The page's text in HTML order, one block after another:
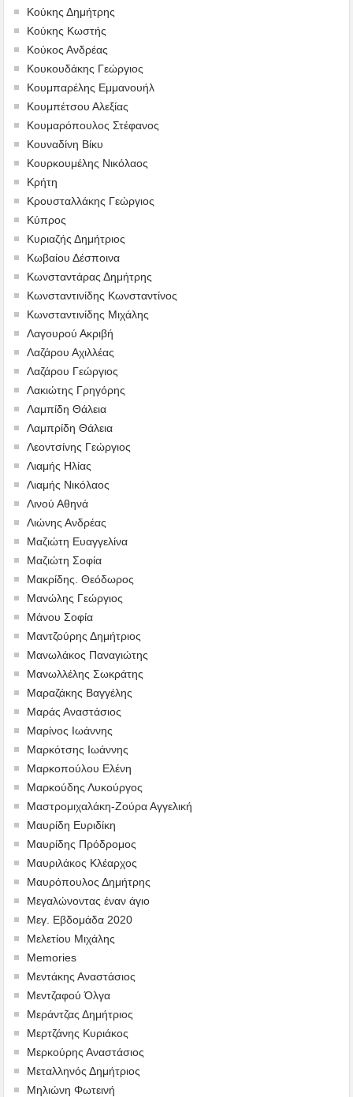
Κούκης Δημήτρης
Κούκης Κωστής
Κούκος Ανδρέας
Κουκουδάκης Γεώργιος
Κουμπαρέλης Εμμανουήλ
Κουμπέτσου Αλεξίας
Κουμαρόπουλος Στέφανος
Κουναδίνη Βίκυ
Κουρκουμέλης Νικόλαος
Κρήτη
Κρουσταλλάκης Γεώργιος
Κύπρος
Κυριαζής Δημήτριος
Κωβαίου Δέσποινα
Κωνσταντάρας Δημήτρης
Κωνσταντινίδης Κωνσταντίνος
Κωνσταντινίδης Μιχάλης
Λαγουρού Ακριβή
Λαζάρου Αχιλλέας
Λαζάρου Γεώργιος
Λακιώτης Γρηγόρης
Λαμπίδη Θάλεια
Λαμπρίδη Θάλεια
Λεοντσίνης Γεώργιος
Λιαμής Ηλίας
Λιαμής Νικόλαος
Λινού Αθηνά
Λιώνης Ανδρέας
Μαζιώτη Ευαγγελίνα
Μαζιώτη Σοφία
Μακρίδης. Θεόδωρος
Μανώλης Γεώργιος
Μάνου Σοφία
Μαντζούρης Δημήτριος
Μανωλάκος Παναγιώτης
Μανωλλέλης Σωκράτης
Μαραζάκης Βαγγέλης
Μαράς Αναστάσιος
Μαρίνος Ιωάννης
Μαρκότσης Ιωάννης
Μαρκοπούλου Ελένη
Μαρκούδης Λυκούργος
Μαστρομιχαλάκη-Ζούρα Αγγελική
Μαυρίδη Ευριδίκη
Μαυρίδης Πρόδρομος
Μαυριλάκος Κλέαρχος
Μαυρόπουλος Δημήτρης
Μεγαλώνοντας έναν άγιο
Μεγ. Εβδομάδα 2020
Μελετίου Μιχάλης
Memories
Μεντάκης Αναστάσιος
Μεντζαφού Όλγα
Μεράντζας Δημήτριος
Μερτζάνης Κυριάκος
Μερκούρης Αναστάσιος
Μεταλληνός Δημήτριος
Mηλιώνη Φωτεινή